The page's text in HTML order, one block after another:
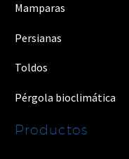
Mamparas
Persianas
Toldos
Pérgola bioclimática
Productos